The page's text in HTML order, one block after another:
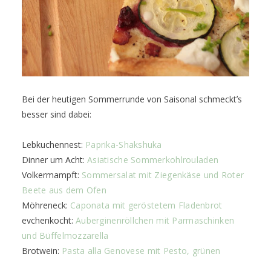
Bei der heutigen Sommerrunde von Saisonal schmecktʼs
besser sind dabei:
Lebkuchennest: Paprika-Shakshuka
Dinner um Acht: Asiatische Sommerkohlrouladen
Volkermampft: Sommersalat mit Ziegenkäse und Roter
Beete aus dem Ofen
Möhreneck: Caponata mit geröstetem Fladenbrot
evchenkocht: Auberginenröllchen mit Parmaschinken
und Büffelmozzarella
Brotwein: Pasta alla Genovese mit Pesto, grünen